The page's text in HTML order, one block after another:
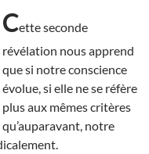
Cette seconde
révélation nous apprend
que si notre conscience
évolue, si elle ne se réfère
plus aux mêmes critères
qu’auparavant, notre